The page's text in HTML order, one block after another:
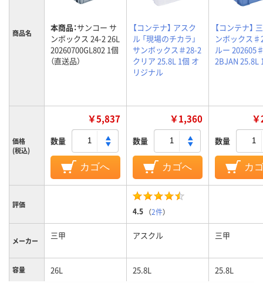
商品名 本商品：サンコー サ
ンボックス 24-2 26L
20260700GL802 1個
（直送品）
【コンテナ】 アスク
ル 「現場のチカラ」
サンボックス＃28-2
クリア 25.8L 1個 オ
リジナル
【コンテナ】
ンボックス
ルー
2BJAN 25.8L
価格
(税込)
￥5,837
数量
カゴへ
￥1,360
数量
カゴへ
数量
カ
評価
4.5 （2件）
メーカー 三甲 アスクル 三甲
容量 26L 25.8L 25.8L